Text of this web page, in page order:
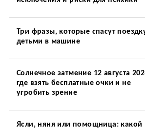
Три фразы, которые спасут
детьми в машине
Солнечное затмение 12 августа
где взять бесплатные очки и не
угробить зрение
Ясли, няня или помощница: какой